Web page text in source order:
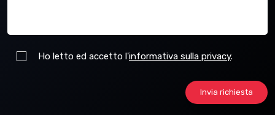
Ho letto ed accetto l'informativa sulla privacy.
Invia richiesta